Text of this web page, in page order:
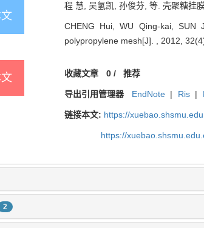
程 慧, 吴氢凯, 孙俊芬, 等. 壳聚糖挂
CHENG Hui, WU Qing-kai, SUN
polypropylene mesh[J]. , 2012,
收藏文章 0/ 推荐
导出引用管理器 EndNote | Ris |
链接本文: https://
https://
2